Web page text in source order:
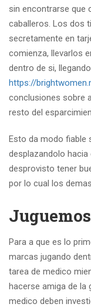
sin encontrarse que
caballeros. Los dos
secretamente en
comienza, llevarlos
dentro de si,
https://
conclusiones sobre
resto del
Esto da modo fiable
desplazandolo
desprovisto tener
por lo cual los
Para a que es lo
marcas jugando
tarea de medico
hacerse amiga de la
medico deben